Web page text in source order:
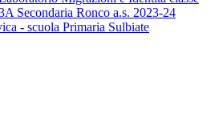
Secondaria Ronco a.s. 2023-24
- scuola Primaria Sulbiate